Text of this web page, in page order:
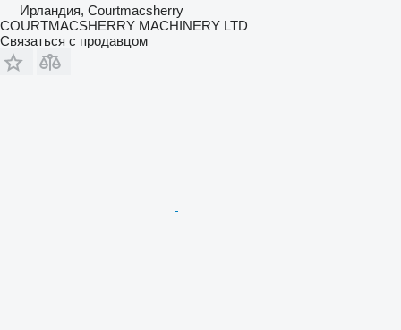
Ирландия, Courtmacsherry
COURTMACSHERRY MACHINERY LTD
Связаться с продавцом